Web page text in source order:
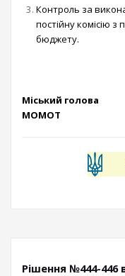
Контроль за
постійну комісію
бюджету.
Міський
МОМОТ
Рішення №444-446